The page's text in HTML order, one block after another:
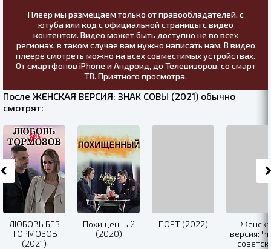
Плеер мы размещаем только от правообладателей, с
ютуба или код с официальной страницы с видео
контентом. Видео может быть доступно не во всех
регионах, в таком случае вам нужно написать нам. В видео
плеере смотреть можно на всех совместимых устройствах.
От смартфонов iPhone и Андроид, до Телевизоров, со смарт
ТВ. Приятного просмотра.
После ЖЕНСКАЯ ВЕРСИЯ: ЗНАК СОВЫ (2021) обычно
смотрят:
ЛЮБОВЬ БЕЗ
ТОРМОЗОВ
(2021)
Похищенный
(2020)
ПОРТ (2022)
версия: